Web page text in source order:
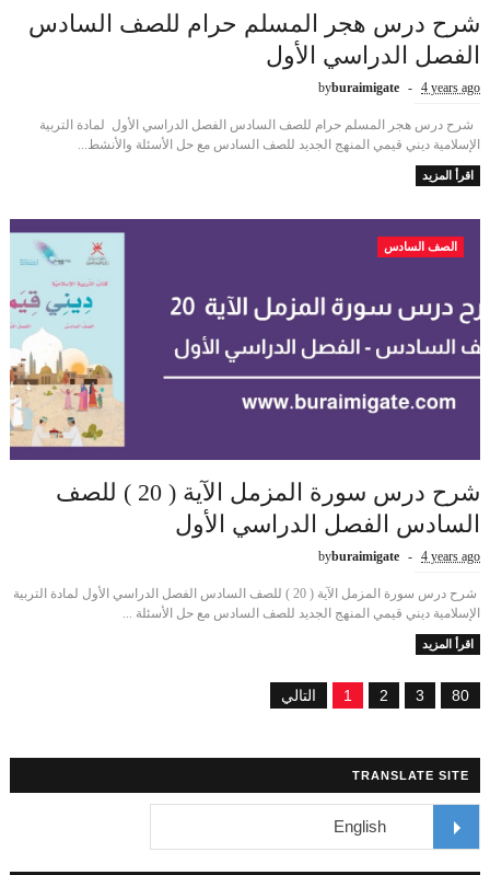
شرح درس هجر المسلم حرام للصف السادس
الفصل الدراسي الأول
byburaimigate 4 years ago
شرح درس هجر المسلم حرام للصف السادس الفصل الدراسي الأول لمادة التربية
الإسلامية ديني قيمي المنهج الجديد للصف السادس مع حل الأسئلة والأنشط...
اقرأ المزيد
الصف السادس
شرح درس سورة المزمل الآية ( 20 ) للصف
السادس الفصل الدراسي الأول
byburaimigate 4 years ago
شرح درس سورة المزمل الآية ( 20 ) للصف السادس الفصل الدراسي الأول لمادة التربية
الإسلامية ديني قيمي المنهج الجديد للصف السادس مع حل الأسئلة ...
اقرأ المزيد
1 2 3 80 التالي
TRANSLATE SITE